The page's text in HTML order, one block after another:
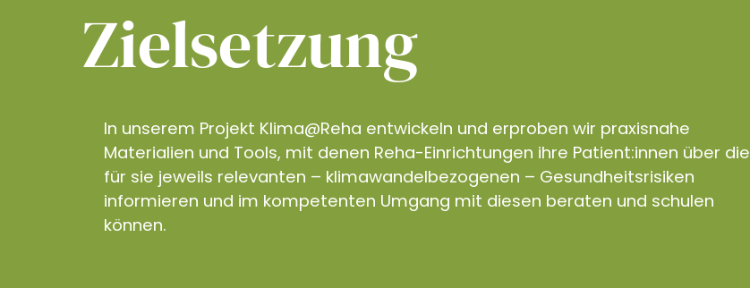
Zielsetzung
In unserem Projekt Klima@Reha entwickeln und erproben wir praxisnahe
Materialien und Tools, mit denen Reha-Einrichtungen ihre Patient:innen über die
für sie jeweils relevanten – klimawandelbezogenen – Gesundheitsrisiken
informieren und im kompetenten Umgang mit diesen beraten und schulen
können.